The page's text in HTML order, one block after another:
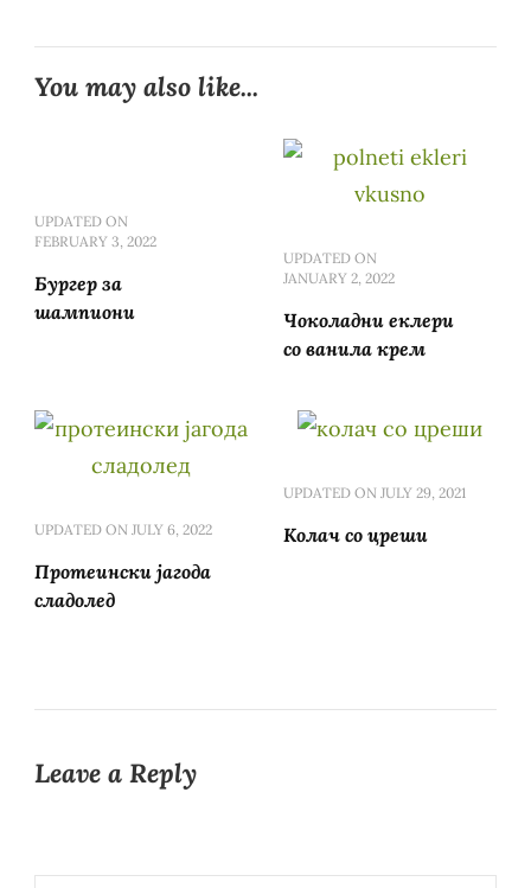
You may also like...
UPDATED ON
FEBRUARY 3, 2022
Бургер за
шампиони
UPDATED ON
JANUARY 2, 2022
Чоколадни еклери
со ванила крем
UPDATED ON JULY 6, 2022
Протеински јагода
сладолед
UPDATED ON JULY 29, 2021
Колач со цреши
Leave a Reply